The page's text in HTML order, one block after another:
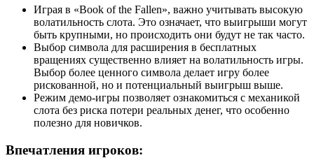
Играя в «Book of the Fallen», важно учитывать высокую
волатильность слота. Это означает, что выигрыши могут
быть крупными, но происходить они будут не так часто.
Выбор символа для расширения в бесплатных
вращениях существенно влияет на волатильность игры.
Выбор более ценного символа делает игру более
рискованной, но и потенциальный выигрыш выше.
Режим демо-игры позволяет ознакомиться с механикой
слота без риска потери реальных денег, что особенно
полезно для новичков.
Впечатления игроков: